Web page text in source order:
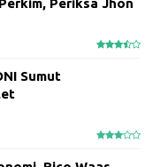
Periksa Jhon
Sumut